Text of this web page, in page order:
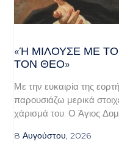
«Ή ΜΙΛΟΎΣΕ ΜΕ
Ν ΘΕΌ»
Με την ευκαιρία της
παρουσιάζω μερικά
χάρισμά του. Ο Άγιος
8 Αυγούστου, 2026